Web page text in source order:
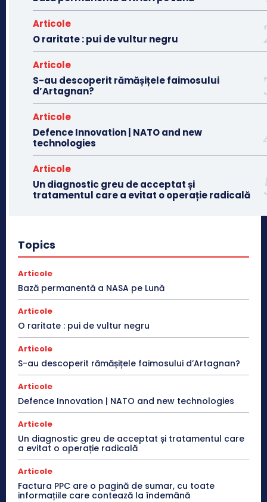
Articole
O raritate : pui de vultur negru
Articole
S-au descoperit rămășițele faimosului
d’Artagnan?
Articole
Defence Innovation | NATO and new
technologies
Articole
Un diagnostic greu de acceptat și
tratamentul care a evitat o operație radicală
Topics
Articole
Bază permanentă a NASA pe Lună
Articole
O raritate : pui de vultur negru
Articole
S-au descoperit rămășițele faimosului d’Artagnan?
Articole
Defence Innovation | NATO and new technologies
Articole
Un diagnostic greu de acceptat și tratamentul care
a evitat o operație radicală
Articole
Factura PPC are o pagină de sumar, cu toate
informațiile care contează la îndemână